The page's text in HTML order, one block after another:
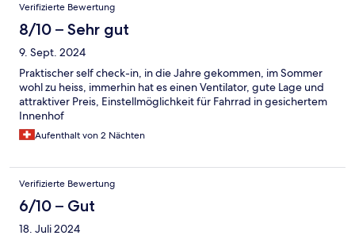
Verifizierte Bewertung
8/10 – Sehr gut
9. Sept. 2024
Praktischer self check-in, in die Jahre gekommen, im Sommer
wohl zu heiss, immerhin hat es einen Ventilator, gute Lage und
attraktiver Preis, Einstellmöglichkeit für Fahrrad in gesichertem
Innenhof
Aufenthalt von 2 Nächten
Verifizierte Bewertung
6/10 – Gut
18. Juli 2024